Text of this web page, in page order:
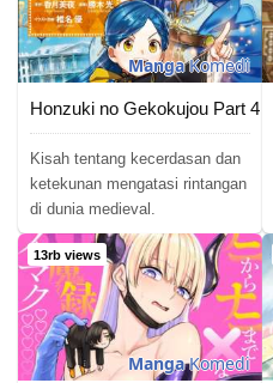
MangaKomedi
Honzuki no Gekokujou Part 4
Kisah tentang kecerdasan dan
ketekunan mengatasi rintangan
di dunia medieval.
13rb views
MangaKomedi